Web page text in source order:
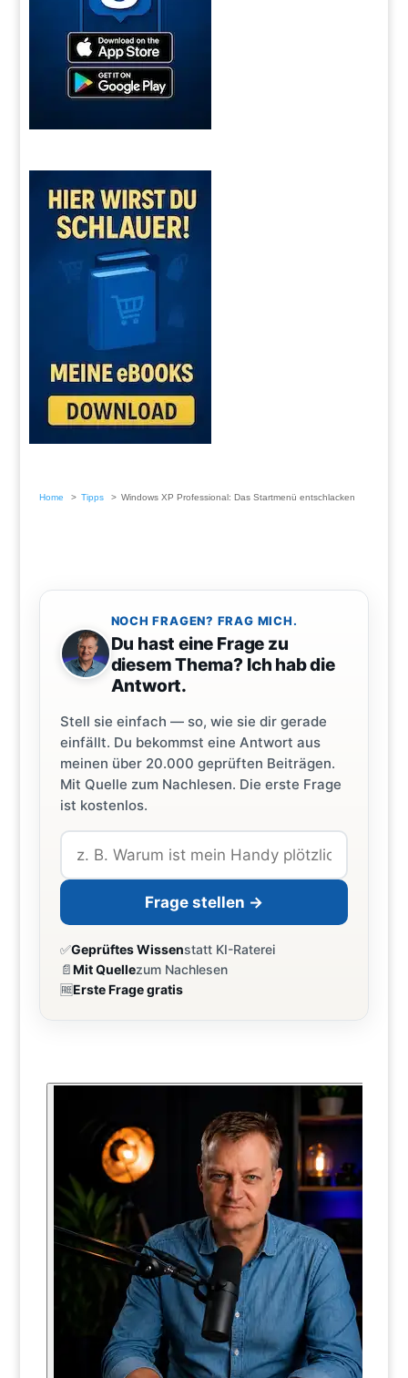
Home Tipps Windows XP Professional: Das Startmenü entschlacken
NOCH FRAGEN? FRAG MICH.
Du hast eine Frage zu
diesem Thema? Ich hab die
Antwort.
Stell sie einfach — so, wie sie dir gerade
einfällt. Du bekommst eine Antwort aus
meinen über 20.000 geprüften Beiträgen.
Mit Quelle zum Nachlesen. Die erste Frage
ist kostenlos.
Frage stellen →
✅Geprüftes Wissenstatt KI-Raterei
📄Mit Quellezum Nachlesen
🆓Erste Frage gratis